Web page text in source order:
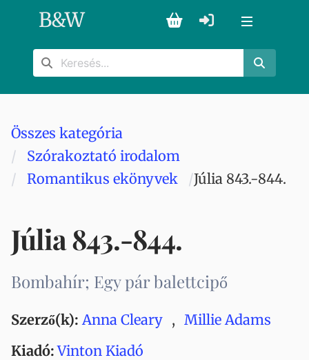
B&W
Összes kategória
Szórakoztató irodalom
Romantikus ekönyvek
Júlia 843.-844.
Júlia 843.-844.
Bombahír; Egy pár balettcipő
Szerző(k): Anna Cleary , Millie Adams
Kiadó: Vinton Kiadó